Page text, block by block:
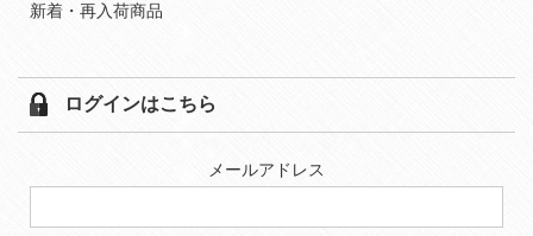
新着・再入荷商品
ログインはこちら
メールアドレス